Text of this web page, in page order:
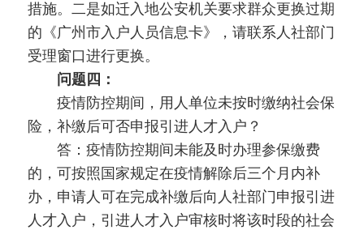
措施。二是如迁入地公安机关要求群众更换过期
的《广州市入户人员信息卡》，请联系人社部门
受理窗口进行更换。
问题四：
疫情防控期间，用人单位未按时缴纳社会保
险，补缴后可否申报引进人才入户？
答：疫情防控期间未能及时办理参保缴费
的，可按照国家规定在疫情解除后三个月内补
办，申请人可在完成补缴后向人社部门申报引进
人才入户，引进人才入户审核时将该时段的社会